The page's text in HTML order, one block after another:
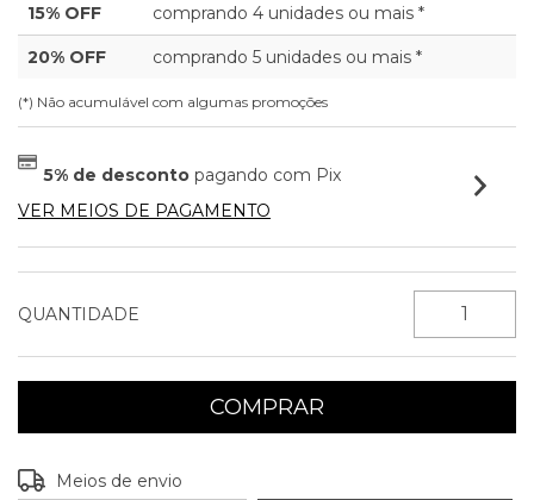
15% OFF comprando 4 unidades ou mais *
20% OFF comprando 5 unidades ou mais *
(*) Não acumulável com algumas promoções
5% de descontopagando com Pix
VER MEIOS DE PAGAMENTO
QUANTIDADE
Entregas para o CEP:
Meios de envio